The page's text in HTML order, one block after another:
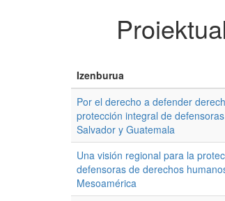
Izenburua
Por el derecho a defender
protección integral de
Salvador y Guatemala
Una visión regional para la
defensoras de derechos
Mesoamérica